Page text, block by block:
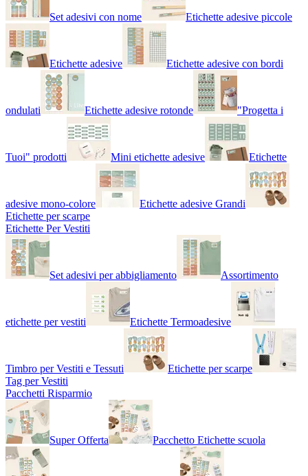
Set adesivi con nome Etichette adesive piccole
Etichette adesive Etichette adesive con bordi
ondulati Etichette adesive rotonde "Progetta i
Tuoi" prodotti Mini etichette adesive Etichette
adesive mono-colore
Etichette adesive Grandi
Etichette per scarpe
Etichette Per Vestiti
Set adesivi per abbigliamento Assortimento
etichette per vestiti Etichette Termoadesive
Timbro per Vestiti e Tessuti
Etichette per scarpe
Tag per Vestiti
Pacchetti Risparmio
Super Offerta Pacchetto Etichette scuola